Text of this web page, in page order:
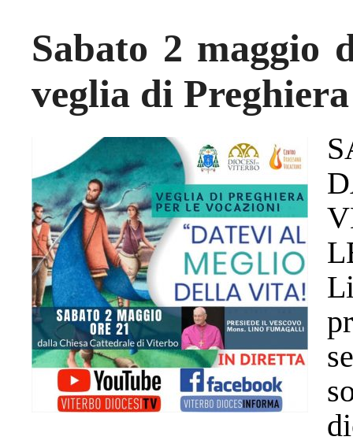
Sabato 2 maggio
veglia di